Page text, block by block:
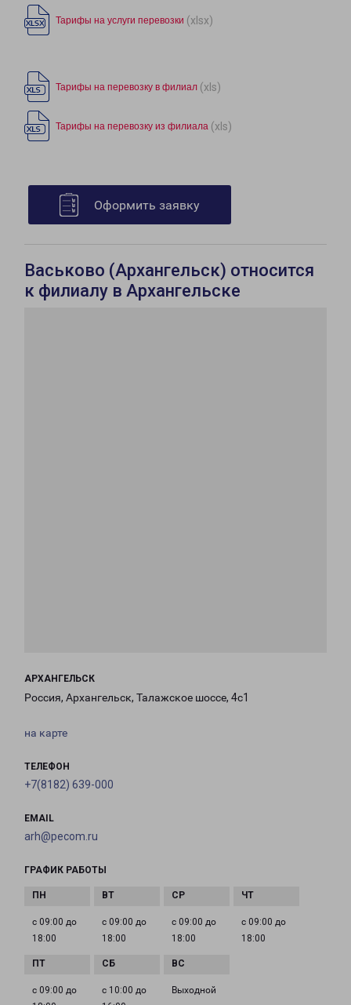
Тарифы на услуги перевозки (xlsx)
Тарифы на перевозку в филиал (xls)
Тарифы на перевозку из филиала (xls)
Оформить заявку
Васьково (Архангельск) относится
к филиалу в Архангельске
АРХАНГЕЛЬСК
Россия, Архангельск, Талажское шоссе, 4с1
на карте
ТЕЛЕФОН
+7(8182) 639-000
EMAIL
arh@pecom.ru
ГРАФИК РАБОТЫ
с 09:00 до
18:00
с 09:00 до
18:00
с 09:00 до
18:00
с 09:00 до
18:00
с 09:00 до
с 10:00 до
Выходной